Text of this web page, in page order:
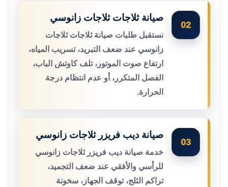
02
صيانة ثلاجات ثلاجات زانوسي
نستقبل طلبات صيانة ثلاجات ثلاجات
زانوسي عند ضعف التبريد، تسريب المياه،
ارتفاع صوت الموتور، تلف كاوتش الباب،
الفصل المتكرر، أو عدم انتظام درجة
الحرارة.
03
صيانة ديب فريزر ثلاجات زانوسي
خدمة صيانة ديب فريزر ثلاجات زانوسي
للرأسي والأفقي عند ضعف التجميد،
تراكم الثلج، توقف الجهاز، سخونة